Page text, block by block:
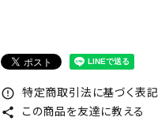
error_outline 特定商取引法に基づく表
share この商品を友達に教える